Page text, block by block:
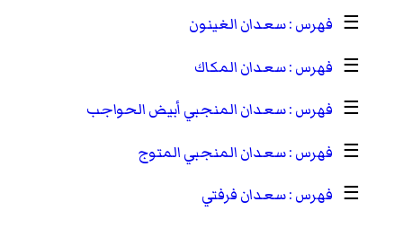
☰
سعدان الغينون
☰
سعدان المكاك
☰
سعدان المنجبي أبيض الحواجب
☰
سعدان المنجبي المتوج
☰
سعدان فرفتي